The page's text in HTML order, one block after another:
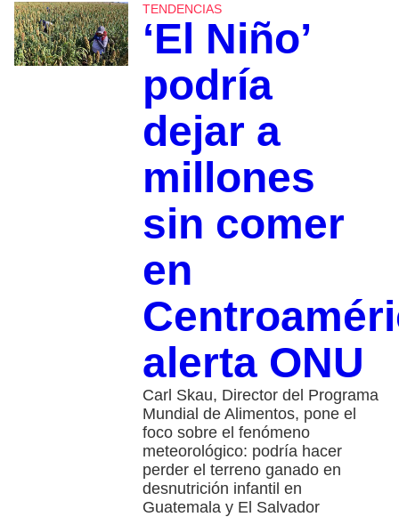
TENDENCIAS
‘El Niño’
podría
dejar a
millones
sin comer
en
alerta ONU
Carl Skau, Director del Programa
Mundial de Alimentos, pone el
foco sobre el fenómeno
meteorológico: podría hacer
perder el terreno ganado en
desnutrición infantil en
Guatemala y El Salvador